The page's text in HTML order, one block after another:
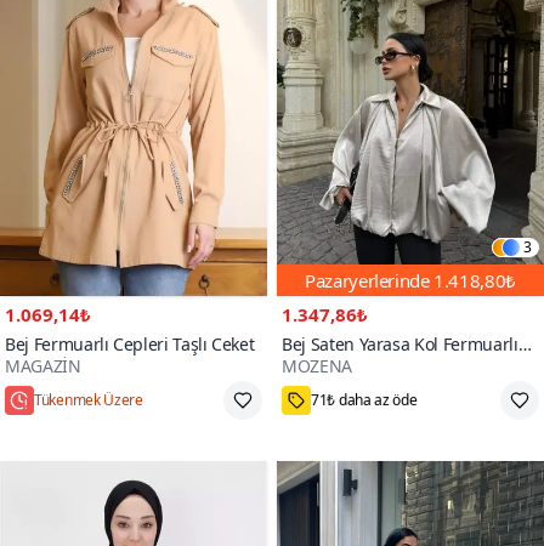
1.069,14₺
Bej Fermuarlı Cepleri Taşlı Ceket
MAGAZİN
Tükenmek Üzere
3
Pazaryerlerinde 1.418,80₺
1.347,86₺
Bej Saten Yarasa Kol Fermuarlı
Bomber Ceket
MOZENA
71₺ daha az öde